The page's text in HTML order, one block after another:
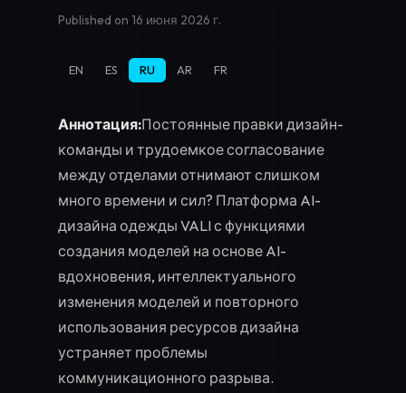
Published on 16 июня 2026 г.
EN ES RU AR FR
Аннотация:Постоянные правки дизайн-
команды и трудоемкое согласование
между отделами отнимают слишком
много времени и сил? Платформа AI-
дизайна одежды VALI с функциями
создания моделей на основе AI-
вдохновения, интеллектуального
изменения моделей и повторного
использования ресурсов дизайна
устраняет проблемы
коммуникационного разрыва.